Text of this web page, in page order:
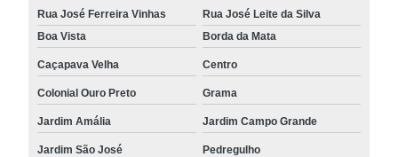
Rua José Ferreira Vinhas
Rua José Leite da Silva
Boa Vista
Borda da Mata
Caçapava Velha Centro
Colonial Ouro Preto Grama
Jardim Amália Jardim Campo Grande
Jardim São José Pedregulho